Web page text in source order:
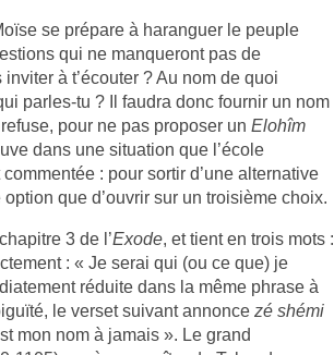
se prépare à haranguer le peuple
qui ne manqueront pas de
à t’écouter ? Au nom de quoi
parles-tu ? Il faudra donc fournir un nom
pour ne pas proposer un Elohîm
dans une situation que l’école
: pour sortir d’une alternative
que d’ouvrir sur un troisième choix.
3 de l’Exode, et tient en trois mots :
: « Je serai qui (ou ce que) je
réduite dans la même phrase à
le verset suivant annonce zé shémi
mon nom à jamais ». Le grand